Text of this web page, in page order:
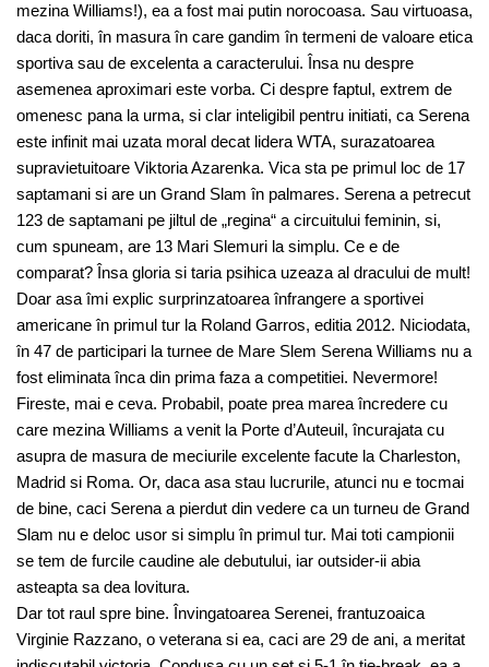
mezina Williams!), ea a fost mai putin norocoasa. Sau virtuoasa,
daca doriti, în masura în care gandim în termeni de valoare etica
sportiva sau de excelenta a caracterului. Însa nu despre
asemenea aproximari este vorba. Ci despre faptul, extrem de
omenesc pana la urma, si clar inteligibil pentru initiati, ca Serena
este infinit mai uzata moral decat lidera WTA, surazatoarea
supravietuitoare Viktoria Azarenka. Vica sta pe primul loc de 17
saptamani si are un Grand Slam în palmares. Serena a petrecut
123 de saptamani pe jiltul de „regina“ a circuitului feminin, si,
cum spuneam, are 13 Mari Slemuri la simplu. Ce e de
comparat? Însa gloria si taria psihica uzeaza al dracului de mult!
Doar asa îmi explic surprinzatoarea înfrangere a sportivei
americane în primul tur la Roland Garros, editia 2012. Niciodata,
în 47 de participari la turnee de Mare Slem Serena Williams nu a
fost eliminata înca din prima faza a competitiei. Nevermore!
Fireste, mai e ceva. Probabil, poate prea marea încredere cu
care mezina Williams a venit la Porte d’Auteuil, încurajata cu
asupra de masura de meciurile excelente facute la Charleston,
Madrid si Roma. Or, daca asa stau lucrurile, atunci nu e tocmai
de bine, caci Serena a pierdut din vedere ca un turneu de Grand
Slam nu e deloc usor si simplu în primul tur. Mai toti campionii
se tem de furcile caudine ale debutului, iar outsider-ii abia
asteapta sa dea lovitura.
Dar tot raul spre bine. Învingatoarea Serenei, frantuzoaica
Virginie Razzano, o veterana si ea, caci are 29 de ani, a meritat